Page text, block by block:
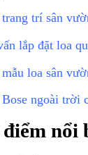
trí sân
lắp đặt loa
loa sân
ngoài trời
nổi